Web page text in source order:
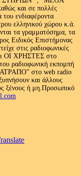
και σε πολλές
του ενδιαφέροντα
ελληνικού χώρου κ.ά.
τα γραμματόσημα, τα
Ειδικός Επιστήμονας
στις ραδιοφωνικές
ΟΙ ΧΡΗΣΤΕΣ στο
ραδιοφωνική εκπομπή
στο web radio
και άλλους
ξένους ή μη.Προσωπικό